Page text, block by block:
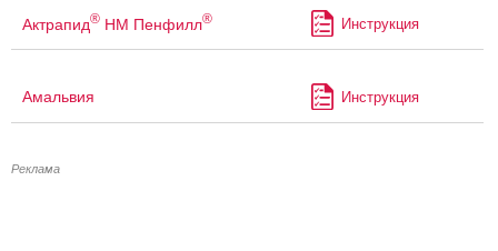
Актрапид® НМ Пенфилл® Инструкция
Амальвия Инструкция
Реклама